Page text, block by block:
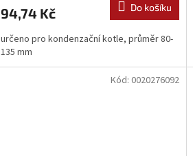
94,74 Kč Do košíku
určeno pro kondenzační kotle, průměr 80-
135 mm
Kód: 0020276092